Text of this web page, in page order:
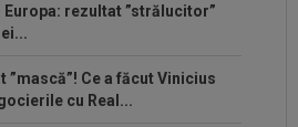
rezultat ”strălucitor”
”mască”! Ce a făcut Vinicius
cu Real...